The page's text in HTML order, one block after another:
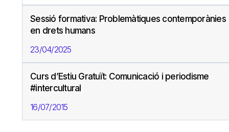
Sessió formativa: Problemàtiques contemporànies
en drets humans
23/04/2025
Curs d’Estiu Gratuït: Comunicació i periodisme
#intercultural
16/07/2015